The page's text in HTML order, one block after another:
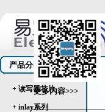
更多内容>>>
产品分类
+ 读写器芯片
+ inlay系列